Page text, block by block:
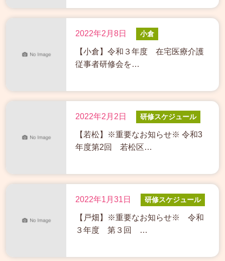
2022年2月8日 小倉
【小倉】令和３年度 在宅医療介護
従事者研修会を…
2022年2月2日 研修スケジュール
【若松】※重要なお知らせ※ 令和3
年度第2回 若松区…
2022年1月31日 研修スケジュール
【戸畑】※重要なお知らせ※ 令和
３年度 第３回 …